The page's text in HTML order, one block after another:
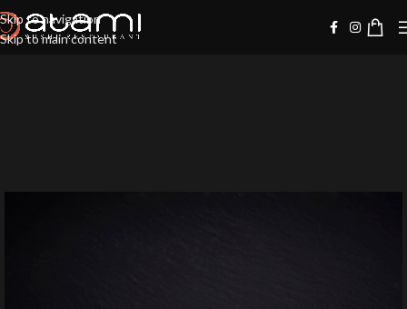
Skip to navigation
Skip to main content